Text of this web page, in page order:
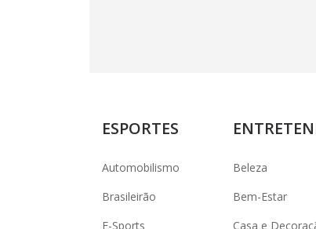
ESPORTES
Automobilismo
Brasileirão
E-Sports
Beleza
Bem-Estar
Casa e